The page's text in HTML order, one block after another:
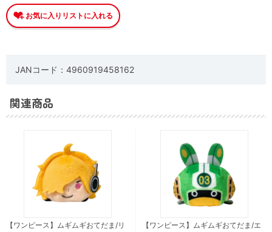
JANコード：4960919458162
関連商品
【ワンピース】ムギムギおてだま/リ
【ワンピース】ムギムギおてだま/エ